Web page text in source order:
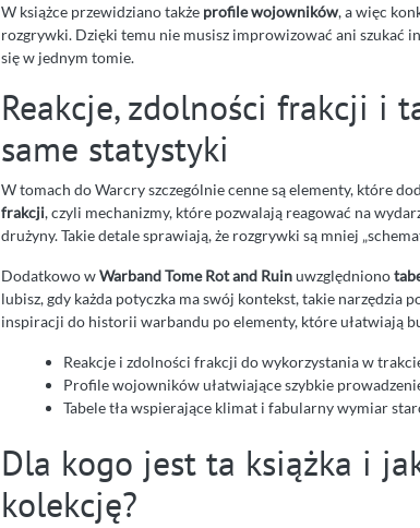
W książce przewidziano także profile wojowników, a więc
rozgrywki. Dzięki temu nie musisz improwizować ani szukać
się w jednym tomie.
Reakcje, zdolności frakcji i
same statystyki
W tomach do Warcry szczególnie cenne są elementy, które
frakcji, czyli mechanizmy, które pozwalają reagować na
drużyny. Takie detale sprawiają, że rozgrywki są mniej
Dodatkowo wWarband Tome Rot and Ruinuwzględniono
lubisz, gdy każda potyczka ma swój kontekst, takie narzędzia
inspiracji do historii warbandu po elementy, które ułatwiają
Reakcje i zdolności frakcji do wykorzystania w
Profile wojowników ułatwiające szybkie
Tabele tła wspierające klimat i fabularny wymiar
Dla kogo jest ta książka i
kolekcję?